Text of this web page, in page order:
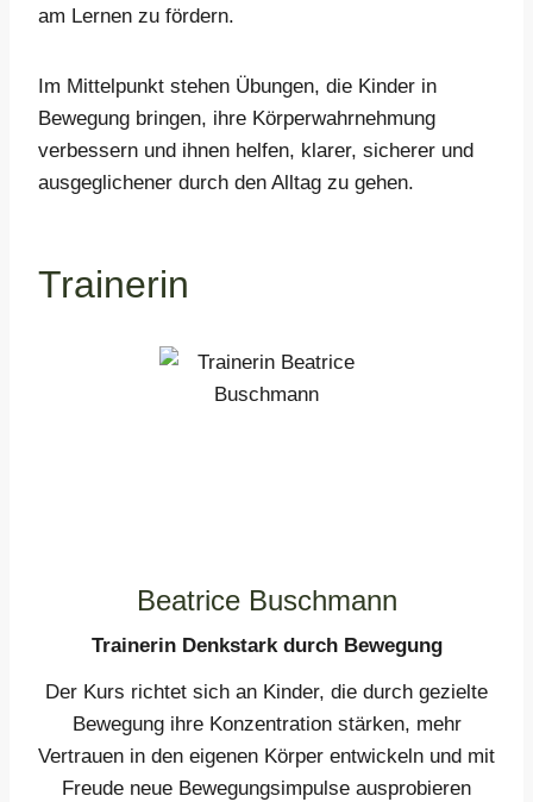
am Lernen zu fördern.
Im Mittelpunkt stehen Übungen, die Kinder in
Bewegung bringen, ihre Körperwahrnehmung
verbessern und ihnen helfen, klarer, sicherer und
ausgeglichener durch den Alltag zu gehen.
Trainerin
Beatrice Buschmann
Trainerin Denkstark durch Bewegung
Der Kurs richtet sich an Kinder, die durch gezielte
Bewegung ihre Konzentration stärken, mehr
Vertrauen in den eigenen Körper entwickeln und mit
Freude neue Bewegungsimpulse ausprobieren